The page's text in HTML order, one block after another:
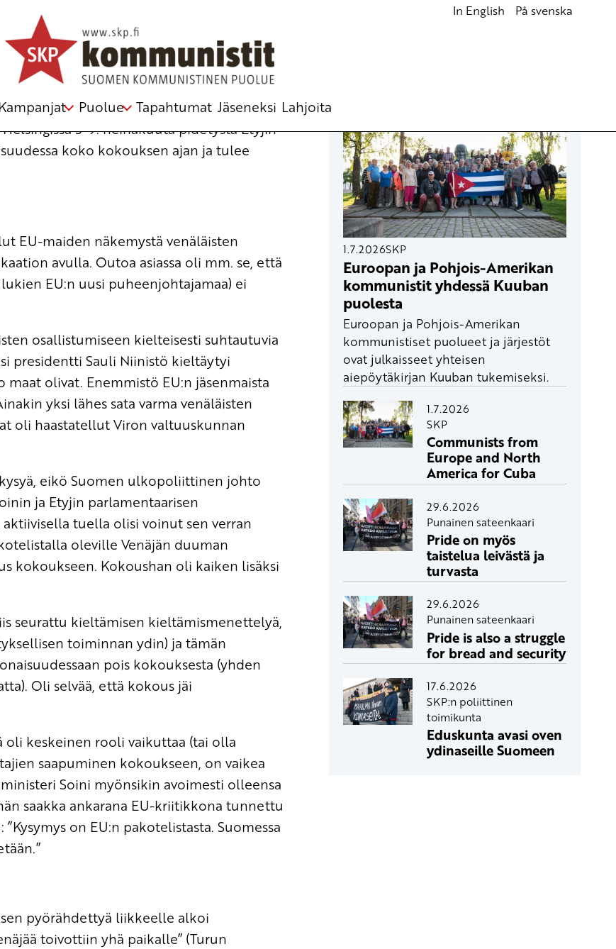
In English På svenska
Kampanjat Puolue Tapahtumat Jäseneksi Lahjoita
oli poliittinen virhearvio
5-9. heinäkuuta pidetystä Etyjin
koko kokouksen ajan ja tulee
EU-maiden näkemystä venäläisten
avulla. Outoa asiassa oli mm. se, että
EU:n uusi puheenjohtajamaa) ei
osallistumiseen kielteisesti suhtautuvia
presidentti Sauli Niinistö kieltäytyi
olivat. Enemmistö EU:n jäsenmaista
yksi lähes sata varma venäläisten
oli haastatellut Viron valtuuskunnan
eikö Suomen ulkopoliittinen johto
ja Etyjin parlamentaarisen
tuella olisi voinut sen verran
oleville Venäjän duuman
kokoukseen. Kokoushan oli kaiken lisäksi
seurattu kieltämisen kieltämismenettelyä,
toiminnan ydin) ja tämän
pois kokouksesta (yhden
Oli selvää, että kokous jäi
oli keskeinen rooli vaikuttaa (tai olla
saapuminen kokoukseen, on vaikea
Soini myönsikin avoimesti olleensa
saakka ankarana EU-kriitikkona tunnettu
on EU:n pakotelistasta. Suomessa
pyörähdettyä liikkeelle alkoi
toivottiin yhä paikalle” (Turun
1.7.2026SKP
Euroopan ja Pohjois-Amerikan
kommunistit yhdessä Kuuban
puolesta
Euroopan ja Pohjois-Amerikan
kommunistiset puolueet ja järjestöt
ovat julkaisseet yhteisen
aiepöytäkirjan Kuuban tukemiseksi.
1.7.2026
SKP
Communists from
Europe and North
America for Cuba
29.6.2026
Punainen sateenkaari
Pride on myös
taistelua leivästä ja
turvasta
29.6.2026
Punainen sateenkaari
Pride is also a struggle
for bread and security
17.6.2026
SKP:n poliittinen
toimikunta
Eduskunta avasi oven
ydinaseille Suomeen